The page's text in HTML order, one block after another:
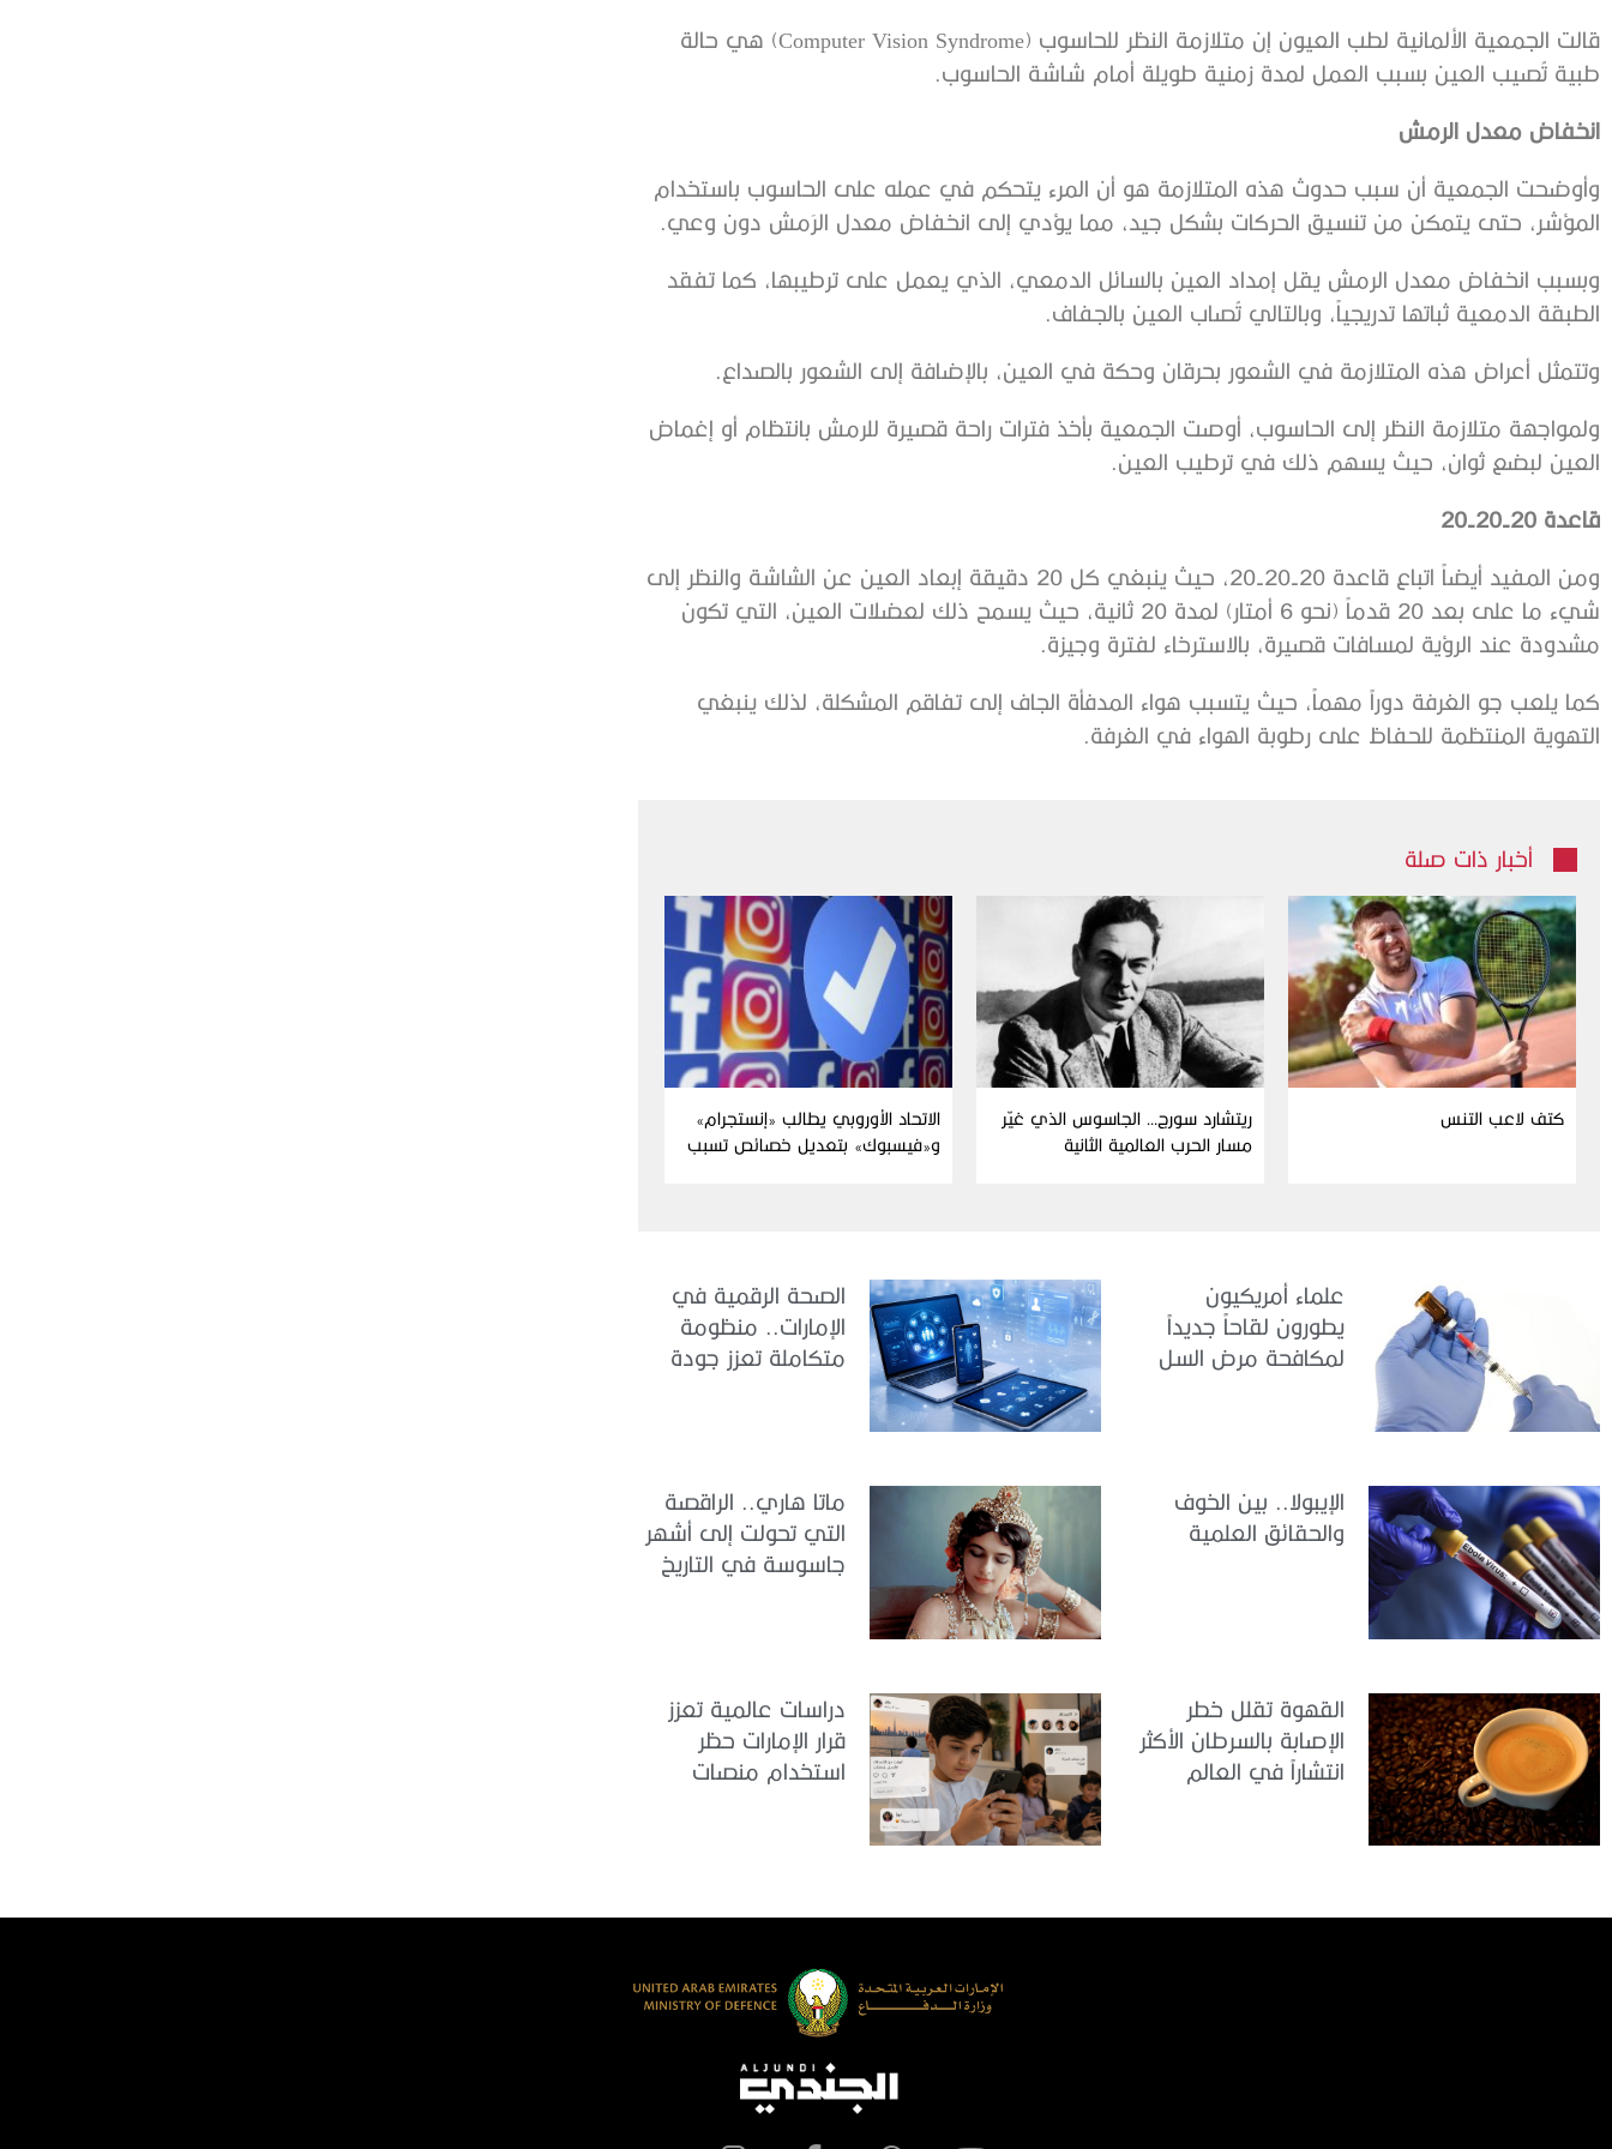
قالت الجمعية الألمانية لطب العيون إن متلازمة النظر للحاسوب (Computer Vision Syndrome) هي حالة
طبية تُصيب العين بسبب العمل لمدة زمنية طويلة أمام شاشة الحاسوب.
انخفاض معدل الرمش
وأوضحت الجمعية أن سبب حدوث هذه المتلازمة هو أن المرء يتحكم في عمله على الحاسوب باستخدام
المؤشر، حتى يتمكن من تنسيق الحركات بشكل جيد، مما يؤدي إلى انخفاض معدل الرَمش دون وعي.
وبسبب انخفاض معدل الرمش يقل إمداد العين بالسائل الدمعي، الذي يعمل على ترطيبها، كما تفقد
الطبقة الدمعية ثباتها تدريجياً، وبالتالي تُصاب العين بالجفاف.
وتتمثل أعراض هذه المتلازمة في الشعور بحرقان وحكة في العين، بالإضافة إلى الشعور بالصداع.
ولمواجهة متلازمة النظر إلى الحاسوب، أوصت الجمعية بأخذ فترات راحة قصيرة للرمش بانتظام أو إغماض
العين لبضع ثوان، حيث يسهم ذلك في ترطيب العين.
قاعدة 20-20-20
ومن المفيد أيضاً اتباع قاعدة 20-20-20، حيث ينبغي كل 20 دقيقة إبعاد العين عن الشاشة والنظر إلى
شيء ما على بعد 20 قدماً (نحو 6 أمتار) لمدة 20 ثانية، حيث يسمح ذلك لعضلات العين، التي تكون
مشدودة عند الرؤية لمسافات قصيرة، بالاسترخاء لفترة وجيزة.
كما يلعب جو الغرفة دوراً مهماً، حيث يتسبب هواء المدفأة الجاف إلى تفاقم المشكلة، لذلك ينبغي
التهوية المنتظمة للحفاظ على رطوبة الهواء في الغرفة.
أخبار ذات صلة
كتف لاعب التنس
ريتشارد سورج… الجاسوس الذي غيّر
مسار الحرب العالمية الثانية
الاتحاد الأوروبي يطالب «إنستجرام»
و«فيسبوك» بتعديل خصائص تسبب
علماء أمريكيون
يطورون لقاحاً جديداً
لمكافحة مرض السل
الصحة الرقمية في
الإمارات.. منظومة
متكاملة تعزز جودة
الإيبولا.. بين الخوف
والحقائق العلمية
ماتا هاري.. الراقصة
التي تحولت إلى أشهر
جاسوسة في التاريخ
القهوة تقلل خطر
الإصابة بالسرطان الأكثر
انتشاراً في العالم
دراسات عالمية تعزز
قرار الإمارات حظر
استخدام منصات